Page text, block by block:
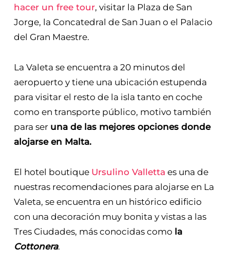
hacer un free tour, visitar la Plaza de San
Jorge, la Concatedral de San Juan o el Palacio
del Gran Maestre.
La Valeta se encuentra a 20 minutos del
aeropuerto y tiene una ubicación estupenda
para visitar el resto de la isla tanto en coche
como en transporte público, motivo también
para ser una de las mejores opciones donde
alojarse en Malta.
El hotel boutique Ursulino Valletta es una de
nuestras recomendaciones para alojarse en La
Valeta, se encuentra en un histórico edificio
con una decoración muy bonita y vistas a las
Tres Ciudades, más conocidas como la
Cottonera.